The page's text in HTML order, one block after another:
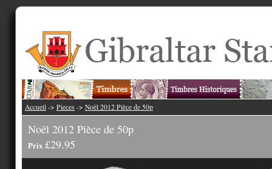
Accueil -> Pieces -> Noël 2012 Pièce de 50p
Noël 2012 Pièce de 50p
Prix £29.95